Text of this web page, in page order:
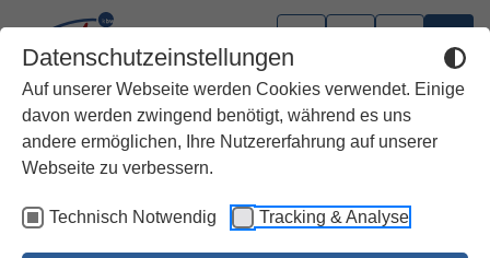
Datenschutzeinstellungen
Auf unserer Webseite werden Cookies verwendet. Einige
davon werden zwingend benötigt, während es uns
andere ermöglichen, Ihre Nutzererfahrung auf unserer
Webseite zu verbessern.
Technisch Notwendig Tracking & Analyse